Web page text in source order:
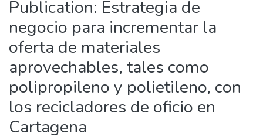
Publication: Estrategia de
negocio para incrementar la
oferta de materiales
aprovechables, tales como
polipropileno y polietileno, con
los recicladores de oficio en
Cartagena